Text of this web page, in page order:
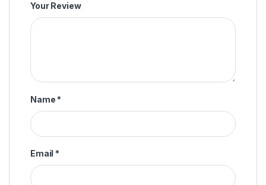
Your Review
Name *
Email *